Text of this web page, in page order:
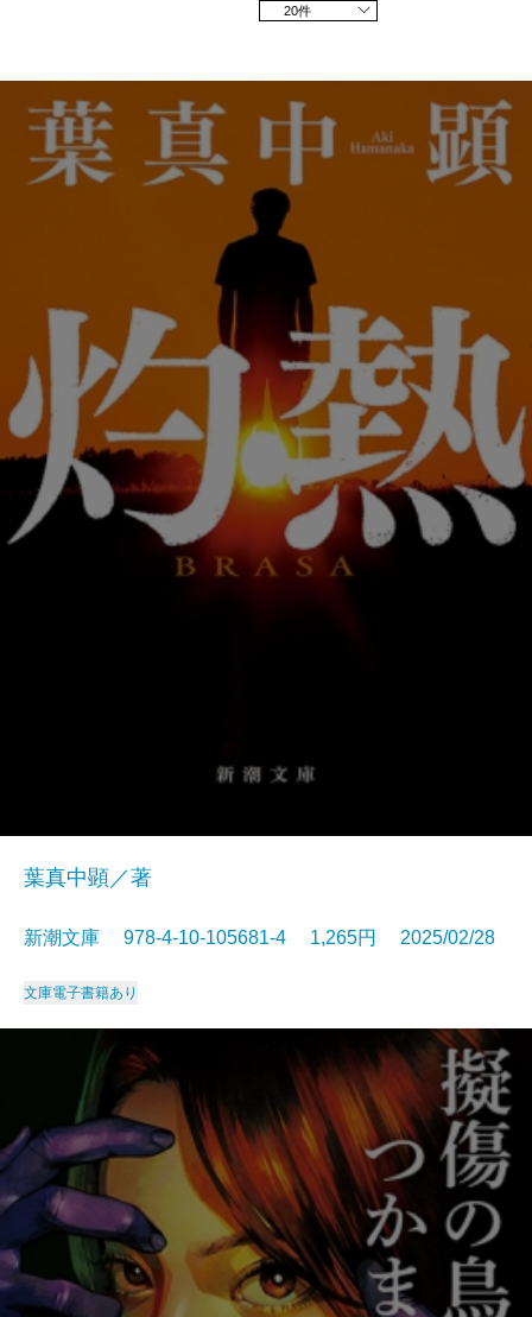
20件
葉真中顕／著
新潮文庫 978-4-10-105681-4 1,265円 2025/02/28
文庫電子書籍あり